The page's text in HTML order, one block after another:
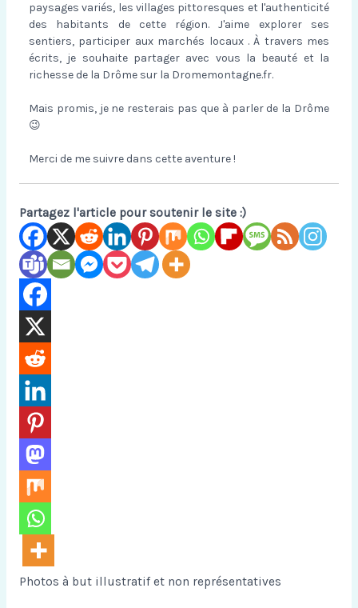
paysages variés, les villages pittoresques et l'authenticité
des habitants de cette région. J'aime explorer ses
sentiers, participer aux marchés locaux . À travers mes
écrits, je souhaite partager avec vous la beauté et la
richesse de la Drôme sur la Dromemontagne.fr.
Mais promis, je ne resterais pas que à parler de la Drôme
😉
Merci de me suivre dans cette aventure !
Partagez l'article pour soutenir le site :)
Photos à but illustratif et non représentatives